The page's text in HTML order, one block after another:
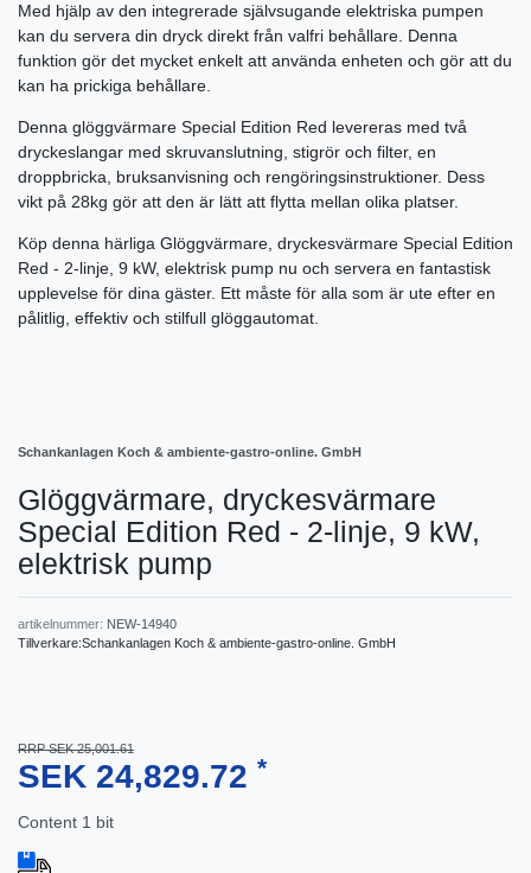
Med hjälp av den integrerade självsugande elektriska pumpen
kan du servera din dryck direkt från valfri behållare. Denna
funktion gör det mycket enkelt att använda enheten och gör att du
kan ha prickiga behållare.
Denna glöggvärmare Special Edition Red levereras med två
dryckeslangar med skruvanslutning, stigrör och filter, en
droppbricka, bruksanvisning och rengöringsinstruktioner. Dess
vikt på 28kg gör att den är lätt att flytta mellan olika platser.
Köp denna härliga Glöggvärmare, dryckesvärmare Special Edition
Red - 2-linje, 9 kW, elektrisk pump nu och servera en fantastisk
upplevelse för dina gäster. Ett måste för alla som är ute efter en
pålitlig, effektiv och stilfull glöggautomat.
Schankanlagen Koch & ambiente-gastro-online. GmbH
Glöggvärmare, dryckesvärmare
Special Edition Red - 2-linje, 9 kW,
elektrisk pump
artikelnummer: NEW-14940
Tillverkare:Schankanlagen Koch & ambiente-gastro-online. GmbH
RRP SEK 25,001.61
SEK 24,829.72 *
Content 1 bit